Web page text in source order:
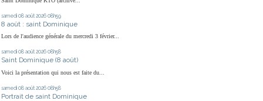
samedi 08 août 2026 08h59
8 août : saint Dominique
Lors de l'audience générale du mercredi 3 février...
samedi 08 août 2026 08h58
Saint Dominique (8 août)
Voici la présentation qui nous est faite du...
samedi 08 août 2026 08h58
Portrait de saint Dominique